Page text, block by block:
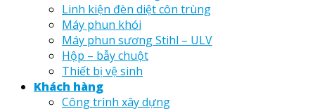
Linh kiện đèn diệt côn trùng
Máy phun khói
Máy phun sương Stihl – ULV
Hộp – bẫy chuột
Thiết bị vệ sinh
Khách hàng
Công trình xây dựng